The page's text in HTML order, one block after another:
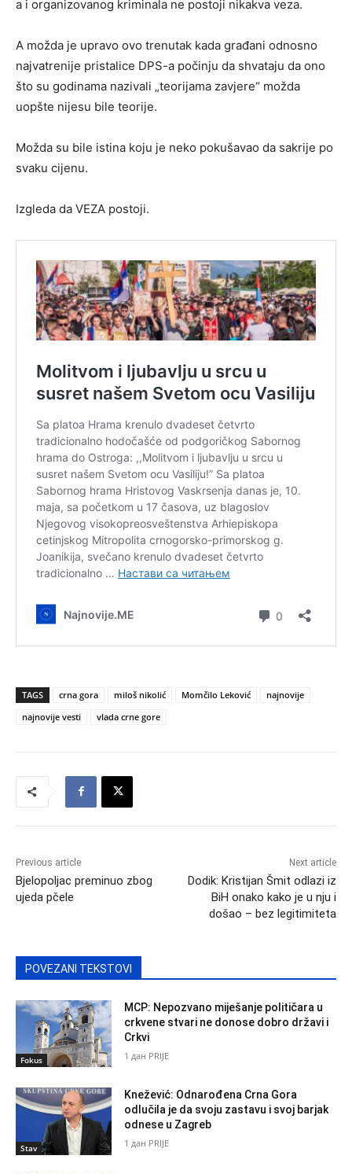
a i organizovanog kriminala ne postoji nikakva veza.
A možda je upravo ovo trenutak kada građani odnosno
najvatrenije pristalice DPS-a počinju da shvataju da ono
što su godinama nazivali „teorijama zavjere“ možda
uopšte nijesu bile teorije.
Možda su bile istina koju je neko pokušavao da sakrije po
svaku cijenu.
Izgleda da VEZA postoji.
TAGS crna gora miloš nikolić Momčilo Leković
najnovije
najnovije vesti
vlada crne gore
Previous article
Bjelopoljac preminuo zbog
ujeda pčele
Next article
Dodik: Kristijan Šmit odlazi iz
BiH onako kako je u nju i
došao – bez legitimiteta
POVEZANI TEKSTOVI
Fokus
MCP: Nepozvano miješanje političara u
crkvene stvari ne donose dobro državi i
Crkvi
1 дан PRIJE
Stav
Knežević: Odnarođena Crna Gora
odlučila je da svoju zastavu i svoj barjak
odnese u Zagreb
1 дан PRIJE